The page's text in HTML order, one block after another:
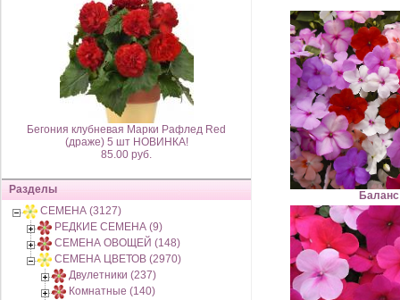
Бегония клубневая Марки Рафлед Red
(драже) 5 шт НОВИНКА!
85.00 руб.
Разделы
СЕМЕНА (3127)
РЕДКИЕ СЕМЕНА (9)
СЕМЕНА ОВОЩЕЙ (148)
СЕМЕНА ЦВЕТОВ (2970)
Двулетники (237)
Комнатные (140)
Баланс